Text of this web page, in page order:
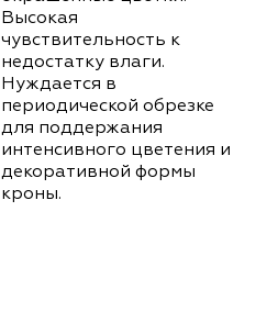
Высокая
чувствительность к
недостатку влаги.
Нуждается в
периодической обрезке
для поддержания
интенсивного цветения и
декоративной формы
кроны.